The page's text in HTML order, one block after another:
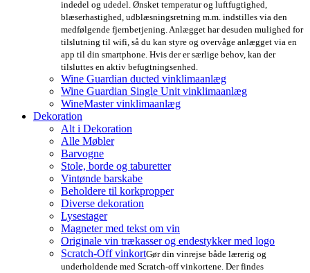
indedel og udedel. Ønsket temperatur og luftfugtighed,
blæserhastighed, udblæsningsretning m.m. indstilles via den
medfølgende fjernbetjening. Anlægget har desuden mulighed for
tilslutning til wifi, så du kan styre og overvåge anlægget via en
app til din smartphone. Hvis der er særlige behov, kan der
tilsluttes en aktiv befugtningsenhed.
Wine Guardian ducted vinklimaanlæg
Wine Guardian Single Unit vinklimaanlæg
WineMaster vinklimaanlæg
Dekoration
Alt i Dekoration
Alle Møbler
Barvogne
Stole, borde og taburetter
Vintønde barskabe
Beholdere til korkpropper
Diverse dekoration
Lysestager
Magneter med tekst om vin
Originale vin trækasser og endestykker med logo
Scratch-Off vinkortGør din vinrejse både lærerig og
underholdende med Scratch-off vinkortene. Der findes